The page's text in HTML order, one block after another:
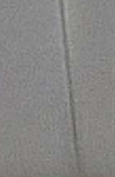
saber mais +